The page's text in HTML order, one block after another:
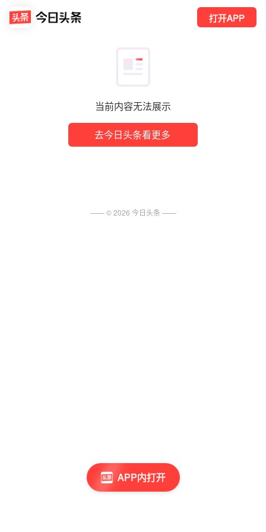
当前内容无法展示
去今日头条看更多
打开APP
APP内打开
—— ©2026 今日头条 ——